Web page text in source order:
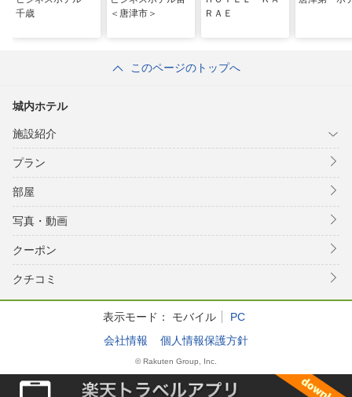
千歳
＜唐津市＞
ＲＡＥ
このページのトップへ
城内ホテル
施設紹介
プラン
部屋
写真・動画
クーポン
クチコミ
表示モード： モバイル
PC
会社情報
個人情報保護方針
© Rakuten Group, Inc.